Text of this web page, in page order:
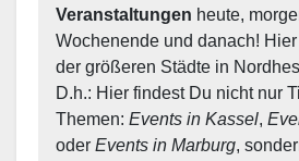
Veranstaltungen heute,
Wochenende und danach!
der größeren Städte in
D.h.: Hier findest Du nicht nur
Themen: Events in Kassel,
oder Events in Marburg,